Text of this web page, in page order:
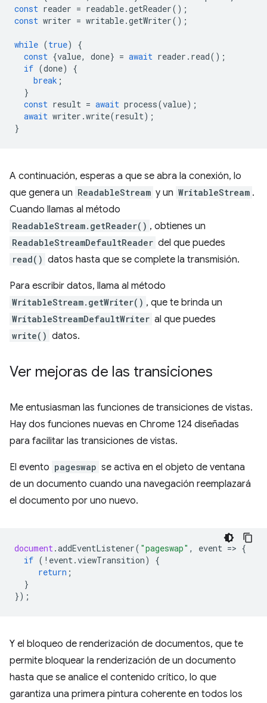
const reader = readable.getReader();
const writer = writable.getWriter();
while (true)
{
const {value, done} = await reader . read();
if (done)
{
break ;
}
const result = await process(value);
await writer .write(result);
}
A continuación, esperas a que se abra la conexión, lo
que genera un ReadableStream y un WritableStream .
Cuando llamas al método
ReadableStream.getReader() , obtienes un
ReadableStreamDefaultReader del que puedes
read() datos hasta que se complete la transmisión.
Para escribir datos, llama al método
WritableStream.getWriter() , que te brinda un
WritableStreamDefaultWriter al que puedes
write() datos.
Ver mejoras de las transiciones
Me entusiasman las funciones de transiciones de vistas.
Hay dos funciones nuevas en Chrome 124 diseñadas
para facilitar las transiciones de vistas.
El evento pageswap se activa en el objeto de ventana
de un documento cuando una navegación reemplazará
el documento por uno nuevo.
document.addEventListener( "pageswap" , event => {
if ( ! event.viewTransition)
{
return ;
}
});
Y el bloqueo de renderización de documentos, que te
permite bloquear la renderización de un documento
hasta que se analice el contenido crítico, lo que
garantiza una primera pintura coherente en todos los